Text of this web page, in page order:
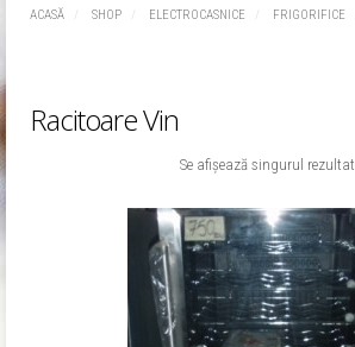
ACASĂ SHOP ELECTROCASNICE FRIGORIFICE
Racitoare Vin
Se afișează singurul rezultat
Username